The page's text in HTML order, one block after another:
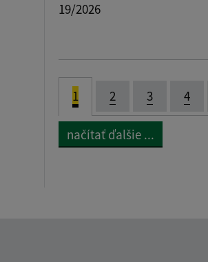
19/2026
1 2 3 4
načítať ďalšie ...